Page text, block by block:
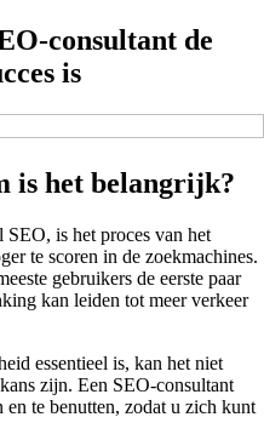
consultant de
is
is het belangrijk?
is het proces van het
te scoren in de zoekmachines.
gebruikers de eerste paar
kan leiden tot meer verkeer
essentieel is, kan het niet
zijn. Een SEO-consultant
en te benutten, zodat u zich kunt